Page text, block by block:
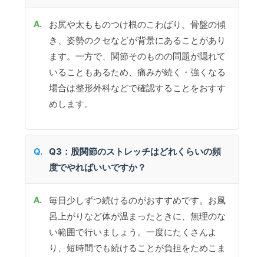
お尻や太もものつけ根のこわばり、骨盤の傾
き、姿勢のクセなどが背景にあることがあり
ます。一方で、関節そのものの問題が隠れて
いることもあるため、痛みが続く・強くなる
場合は整形外科などで確認することをおすす
めします。
Q3：股関節のストレッチはどれくらいの頻
度でやればいいですか？
毎日少しずつ続けるのがおすすめです。お風
呂上がりなど体が温まったときに、無理のな
い範囲で行いましょう。一度にたくさんよ
り、短時間でも続けることが負担をためこま